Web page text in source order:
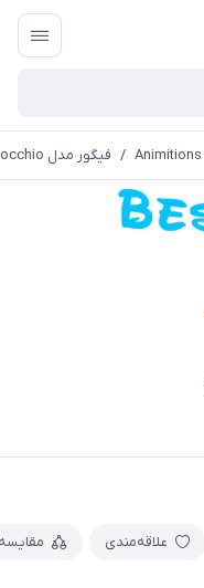
/ فیگور مدل Pinocchio کد 1
علاقه‌مندی